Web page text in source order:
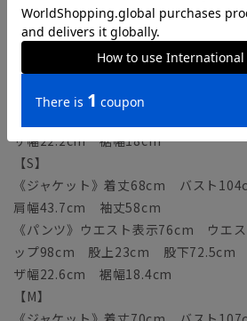
【SS】
《ジャケット》着丈66cm バスト
肩幅42.7cm 袖丈56.5cm
《パンツ》ウエスト表示73cm ウエ
ップ95cm 股上22.5cm 股下
ザ幅22.2cm 裾幅18cm
【S】
《ジャケット》着丈68cm バスト
肩幅43.7cm 袖丈58cm
《パンツ》ウエスト表示76cm ウエ
ップ98cm 股上23cm 股下72.5cm
ザ幅22.6cm 裾幅18.4cm
【M】